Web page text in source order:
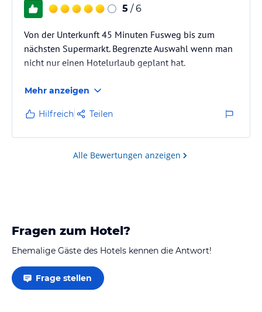
5 / 6
Von der Unterkunft 45 Minuten Fusweg bis zum
nächsten Supermarkt. Begrenzte Auswahl wenn man
nicht nur einen Hotelurlaub geplant hat.
Mehr anzeigen
Hilfreich Teilen
Alle Bewertungen anzeigen
Fragen zum Hotel?
Ehemalige Gäste des Hotels kennen die Antwort!
Frage stellen